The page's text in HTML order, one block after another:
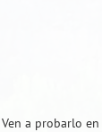
a probarlo en